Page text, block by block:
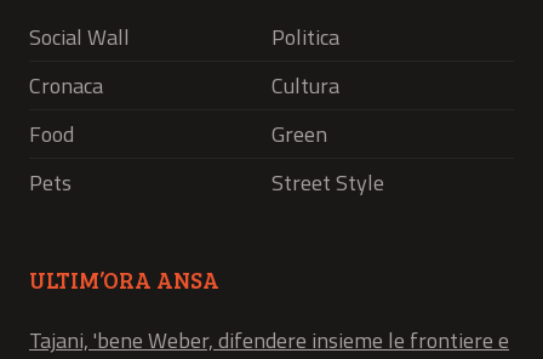
Social Wall
Politica
Cronaca
Cultura
Food
Green
Pets
Street Style
ULTIM’ORA ANSA
Tajani, 'bene Weber, difendere insieme le frontiere e